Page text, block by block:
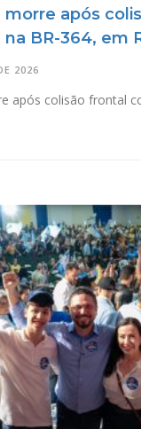
após
BR-364, em
2026
após colisão frontal